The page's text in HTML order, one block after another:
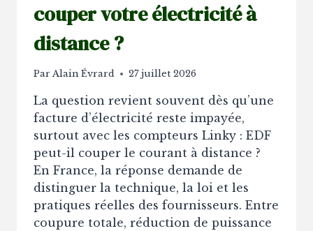
couper votre électricité à
distance ?
Par Alain Évrard 27 juillet 2026
La question revient souvent dès qu’une
facture d’électricité reste impayée,
surtout avec les compteurs Linky : EDF
peut-il couper le courant à distance ?
En France, la réponse demande de
distinguer la technique, la loi et les
pratiques réelles des fournisseurs. Entre
coupure totale, réduction de puissance